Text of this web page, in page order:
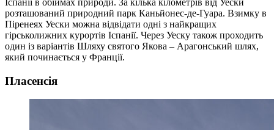
Іспанії в обіймах природи. За кілька кілометрів від Уески
розташований природний парк Каньйонес-де-Гуара. Взимку в
Піренеях Уески можна відвідати одні з найкращих
гірськолижних курортів Іспанії. Через Уеску також проходить
один із варіантів Шляху святого Якова – Арагонський шлях,
який починається у Франції.
Пласенсія